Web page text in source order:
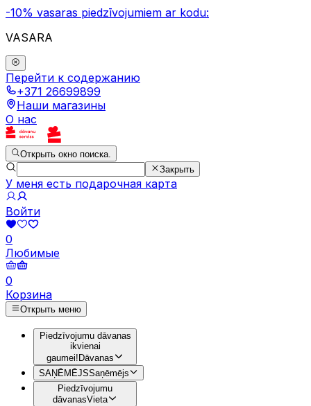
-10% vasaras piedzīvojumiem ar kodu:
VASARA
Перейти к содержанию
+371 26699899
Наши магазины
О нас
Открыть окно поиска.
Закрыть
У меня есть подарочная карта
Войти
0
Любимые
0
Корзина
Открыть меню
Piedzīvojumu dāvanas
ikvienai
gaumei!Dāvanas
SAŅĒMĒJSSaņēmējs
Piedzīvojumu
dāvanasVieta